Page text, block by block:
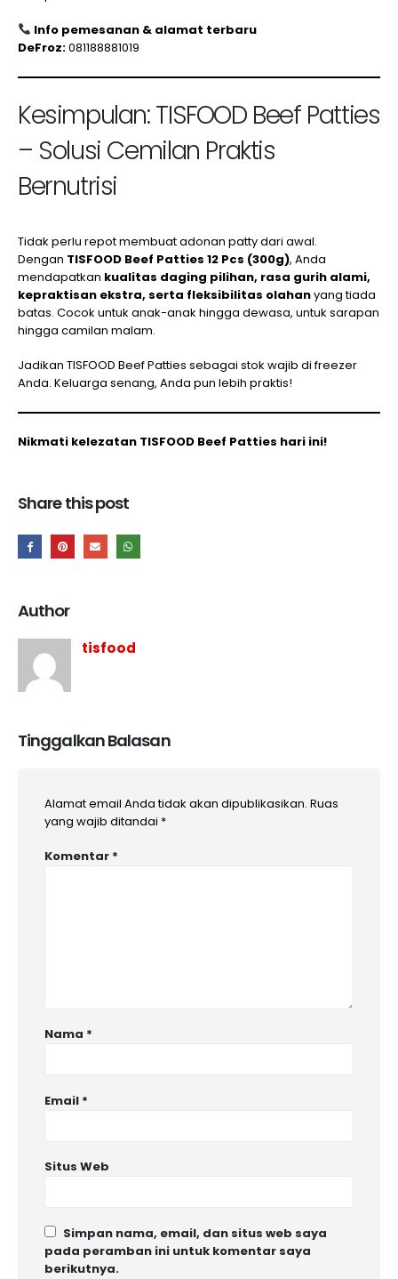
Info pemesanan & alamat terbaru
DeFroz:081188881019
Kesimpulan: TISFOOD Beef Patties
– Solusi Cemilan Praktis
Bernutrisi
Tidak perlu repot membuat adonan patty dari awal.
Dengan TISFOOD Beef Patties 12 Pcs (300g), Anda
mendapatkan kualitas daging pilihan, rasa gurih alami,
kepraktisan ekstra, serta fleksibilitas olahanyang tiada
batas. Cocok untuk anak-anak hingga dewasa, untuk sarapan
hingga camilan malam.
Jadikan TISFOOD Beef Patties sebagai stok wajib di freezer
Anda. Keluarga senang, Anda pun lebih praktis!
Nikmati kelezatan TISFOOD Beef Patties hari ini!
Share this post
Author
tisfood
Tinggalkan Balasan
Alamat email Anda tidak akan dipublikasikan. Ruas
yang wajib ditandai *
Komentar *
Nama *
Email *
Situs Web
Simpan nama, email, dan situs web saya
pada peramban ini untuk komentar saya
berikutnya.